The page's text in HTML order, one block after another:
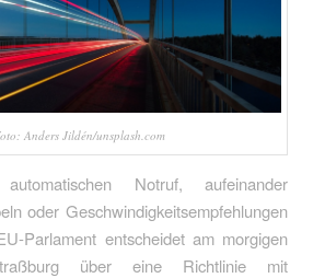
Anders Jildén/unsplash.com
Notruf, aufeinander
oder Geschwindigkeitsempfehlungen
Parlament entscheidet am morgigen
über eine Richtlinie mit